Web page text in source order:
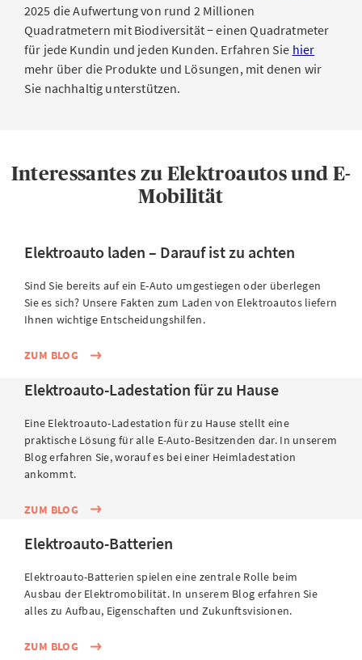
2025 die Aufwertung von rund 2 Millionen
Quadratmetern mit Biodiversität − einen Quadratmeter
für jede Kundin und jeden Kunden. Erfahren Sie hier
mehr über die Produkte und Lösungen, mit denen wir
Sie nachhaltig unterstützen.
Interessantes zu Elektroautos und E-
Mobilität
Elektroauto laden – Darauf ist zu achten
Sind Sie bereits auf ein E-Auto umgestiegen oder überlegen
Sie es sich? Unsere Fakten zum Laden von Elektroautos liefern
Ihnen wichtige Entscheidungshilfen.
ZUM BLOG
Elektroauto-Ladestation für zu Hause
Eine Elektroauto-Ladestation für zu Hause stellt eine
praktische Lösung für alle E-Auto-Besitzenden dar. In unserem
Blog erfahren Sie, worauf es bei einer Heimladestation
ankommt.
ZUM BLOG
Elektroauto-Batterien
Elektroauto-Batterien spielen eine zentrale Rolle beim
Ausbau der Elektromobilität. In unserem Blog erfahren Sie
alles zu Aufbau, Eigenschaften und Zukunftsvisionen.
ZUM BLOG